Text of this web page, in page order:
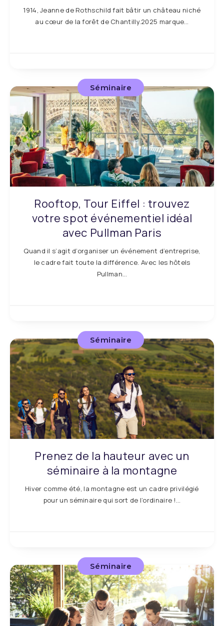
1914, Jeanne de Rothschild fait bâtir un château niché
au cœur de la forêt de Chantilly.2025 marque…
Séminaire
Rooftop, Tour Eiffel : trouvez
votre spot événementiel idéal
avec Pullman Paris
Quand il s’agit d’organiser un événement d’entreprise,
le cadre fait toute la différence. Avec les hôtels
Pullman…
Séminaire
Prenez de la hauteur avec un
séminaire à la montagne
Hiver comme été, la montagne est un cadre privilégié
pour un séminaire qui sort de l’ordinaire !…
Séminaire